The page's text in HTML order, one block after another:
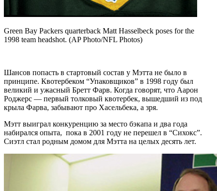
Green Bay Packers quarterback Matt Hasselbeck poses for the
1998 team headshot. (AP Photo/NFL Photos)
Шансов попасть в стартовый состав у Мэтта не было в
принципе. Квотербеком “Упаковщиков” в 1998 году был
великий и ужасный Бретт Фарв. Когда говорят, что Аарон
Роджерс — первый толковый квотербек, вышедший из под
крыла Фарва, забывают про Хасельбека, а зря.
Мэтт выиграл конкуренцию за место бэкапа и два года
набирался опыта, пока в 2001 году не перешел в “Сихокс”.
Сиэтл стал родным домом для Мэтта на целых десять лет.